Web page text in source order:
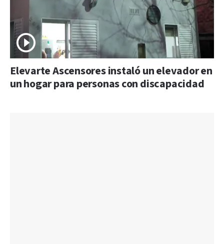
Elevarte Ascensores instaló un elevador en
un hogar para personas con discapacidad